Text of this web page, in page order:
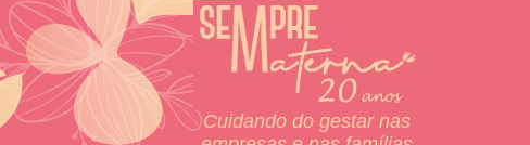
Cuidando do gestar nas